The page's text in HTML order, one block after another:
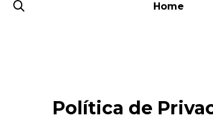
Home
Política de